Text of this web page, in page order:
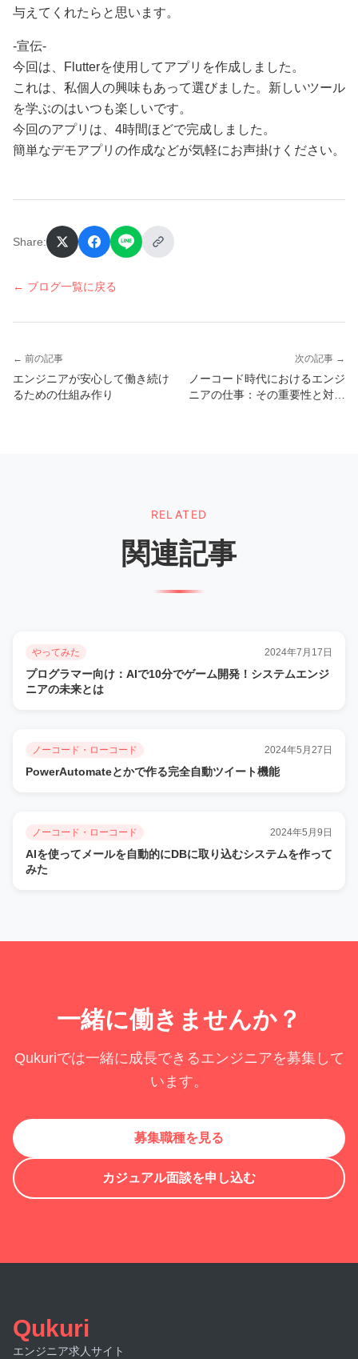
与えてくれたらと思います。
-宣伝-
今回は、Flutterを使用してアプリを作成しました。
これは、私個人の興味もあって選びました。新しいツール
を学ぶのはいつも楽しいです。
今回のアプリは、4時間ほどで完成しました。
簡単なデモアプリの作成などが気軽にお声掛けください。
Share:
← ブログ一覧に戻る
← 前の記事
エンジニアが安心して働き続け
るための仕組み作り
次の記事 →
ノーコード時代におけるエンジ
ニアの仕事：その重要性と対策
RELATED
関連記事
やってみた 2024年7月17日
プログラマー向け：AIで10分でゲーム開発！システムエンジ
ニアの未来とは
ノーコード・ローコード 2024年5月27日
PowerAutomateとかで作る完全自動ツイート機能
ノーコード・ローコード 2024年5月9日
AIを使ってメールを自動的にDBに取り込むシステムを作って
みた
一緒に働きませんか？
Qukuriでは一緒に成長できるエンジニアを募集して
います。
募集職種を見る
カジュアル面談を申し込む
Qukuri
エンジニア求人サイト